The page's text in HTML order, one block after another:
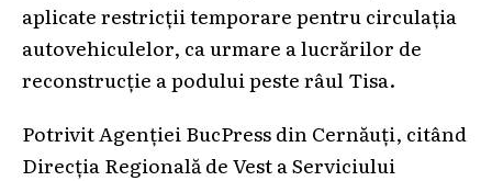
aplicate restricții temporare pentru circulația
autovehiculelor, ca urmare a lucrărilor de
reconstrucție a podului peste râul Tisa.
Potrivit Agenției BucPress din Cernăuți, citând
Direcția Regională de Vest a Serviciului